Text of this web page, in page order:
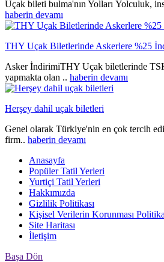
Uçak bileti bulma'nın Yolları Yolculuk,
haberin devamı
THY Uçak Biletlerinde Askerlere %25
Asker İndirimiTHY Uçak biletlerinde
yapmakta olan .. haberin devamı
Herşey dahil uçak biletleri
Genel olarak Türkiye'nin en çok tercih
firm.. haberin devamı
Anasayfa
Popüler Tatil Yerleri
Yurtiçi Tatil Yerleri
Hakkımızda
Gizlilik Politikası
Kişisel Verilerin Korunması
Site Haritası
İletişim
Başa Dön